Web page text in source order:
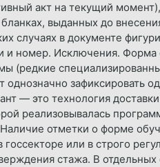
акт на текущий
выданных до
случаях в документе
и номер. Исключения.
(редкие
однозначно зафиксировать
— это технология
реализовывалась
отметки о форме
или в строго
стажа. В